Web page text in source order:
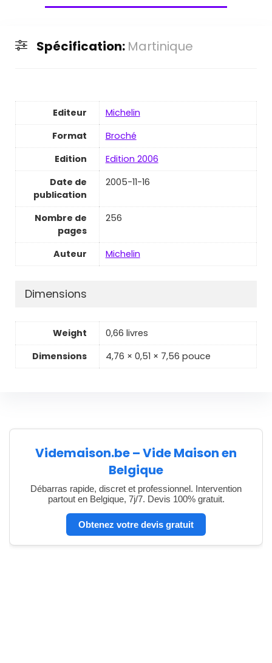
Spécification: Martinique
Editeur
Michelin
Format
Broché
Edition
Edition 2006
Date de
publication
2005-11-16
Nombre de
pages
256
Auteur Michelin
Dimensions
Weight
0,66 livres
Dimensions
4,76 × 0,51 × 7,56 pouce
Videmaison.be – Vide Maison en
Belgique
Débarras rapide, discret et professionnel. Intervention
partout en Belgique, 7j/7. Devis 100% gratuit.
Obtenez votre devis gratuit